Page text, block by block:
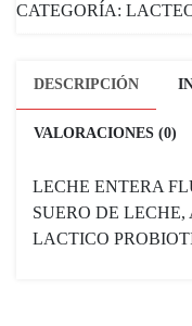
CATEGORÍA:
DESCRIPCIÓN
VALORACIONES (0)
LECHE ENTERA
SUERO DE
LACTICO